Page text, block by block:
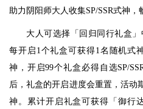
助力阴阳师大人收集SP/SSR式神，
大人可选择「回归同行礼盒」
每开启1个礼盒可获得1名随机式
神，开启99个礼盒必得自选SP/
后，礼盒的开启进度会重置，活动
神。累计开启礼盒可获得「御行